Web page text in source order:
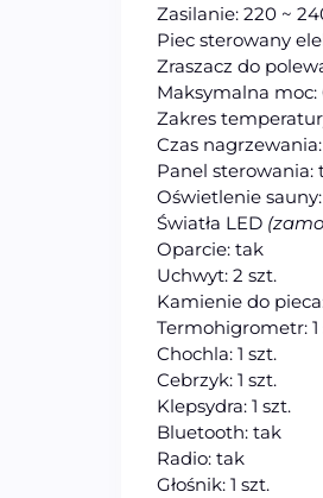
Zasilanie: 220 ~
Piec sterowany
Zraszacz do
Maksymalna
Zakres
Czas
Panel sterowania:
Oświetlenie sauny:
Światła LED
Oparcie: tak
Uchwyt: 2 szt.
Kamienie do
Termohigrometr: 1
Chochla: 1 szt.
Cebrzyk: 1 szt.
Klepsydra: 1 szt.
Bluetooth: tak
Radio: tak
Głośnik: 1 szt.